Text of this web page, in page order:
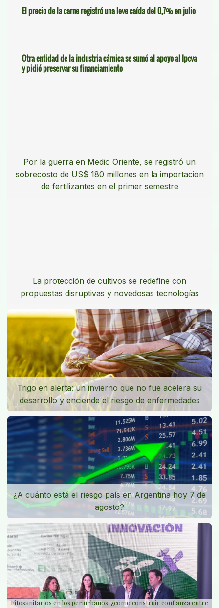
El precio de la carne registró una leve caída del 0,7% en julio
Otra entidad de la industria cárnica se sumó al apoyo al Ipcva
y pidió preservar su financiamiento
Por la guerra en Medio Oriente, se registró un
sobrecosto de US$ 180 millones en la importación
de fertilizantes en el primer semestre
La protección de cultivos se redefine con
propuestas disruptivas y novedosas tecnologías
Trigo en alerta: un invierno que no fue acelera su
desarrollo y enciende el riesgo de enfermedades
¿A cuánto está el riesgo país en Argentina hoy 7 de
agosto?
Fitosanitarios en los periurbanos: ¿cómo construir confianza entre